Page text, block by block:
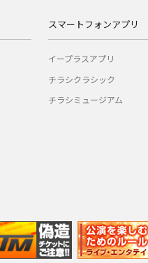
スマートフォンアプリ
イープラスアプリ
チラシクラシック
チラシミュージアム